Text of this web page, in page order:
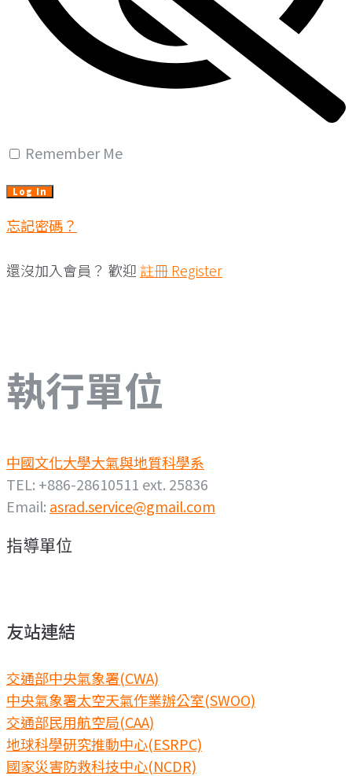
Remember Me
忘記密碼？
還沒加入會員？ 歡迎 註冊 Register
執行單位
中國文化大學大氣與地質科學系
TEL: +886-28610511 ext. 25836
Email: asrad.service@gmail.com
指導單位
友站連結
交通部中央氣象署(CWA)
中央氣象署太空天氣作業辦公室(SWOO)
交通部民用航空局(CAA)
地球科學研究推動中心(ESRPC)
國家災害防救科技中心(NCDR)